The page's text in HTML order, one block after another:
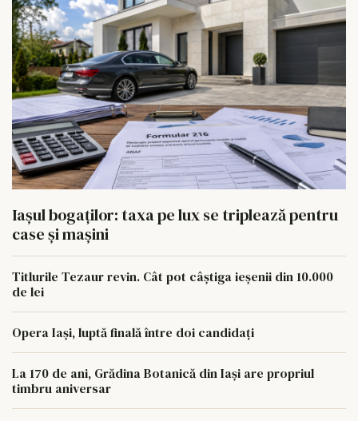
Iașul bogaților: taxa pe lux se triplează pentru
case și mașini
Titlurile Tezaur revin. Cât pot câștiga ieșenii din 10.000
de lei
Opera Iași, luptă finală între doi candidați
La 170 de ani, Grădina Botanică din Iași are propriul
timbru aniversar